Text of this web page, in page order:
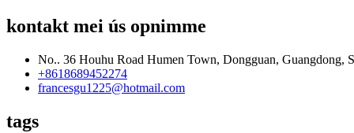
kontakt mei ús opnimme
No.. 36 Houhu Road Humen Town, Dongguan, Guangdong,
+8618689452274
francesgu1225@hotmail.com
tags